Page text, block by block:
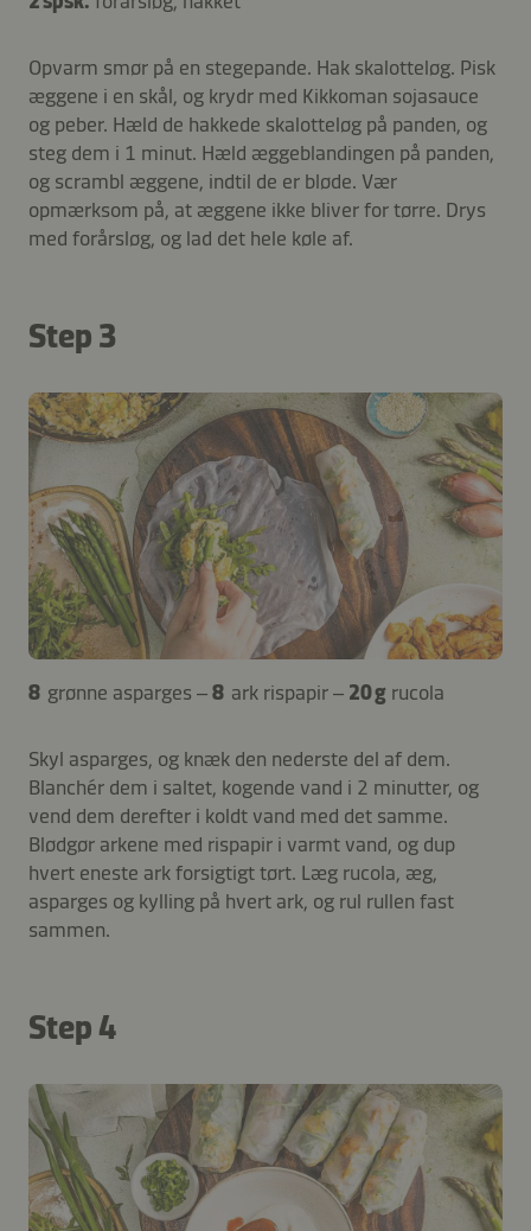
Opvarm smør på en stegepande. Hak skalotteløg. Pisk
æggene i en skål, og krydr med Kikkoman sojasauce
og peber. Hæld de hakkede skalotteløg på panden, og
steg dem i 1 minut. Hæld æggeblandingen på panden,
og scrambl æggene, indtil de er bløde. Vær
opmærksom på, at æggene ikke bliver for tørre. Drys
med forårsløg, og lad det hele køle af.
Step 3
8 grønne asparges –8 ark rispapir – 20 g rucola
Skyl asparges, og knæk den nederste del af dem.
Blanchér dem i saltet, kogende vand i 2 minutter, og
vend dem derefter i koldt vand med det samme.
Blødgør arkene med rispapir i varmt vand, og dup
hvert eneste ark forsigtigt tørt. Læg rucola, æg,
asparges og kylling på hvert ark, og rul rullen fast
sammen.
Step 4